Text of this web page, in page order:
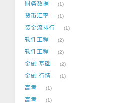
财务数据 1
货币汇率 1
资金流排行 1
软件工程 2
软件工程 2
金融-基础 2
金融-行情 1
高考 1
高考 1